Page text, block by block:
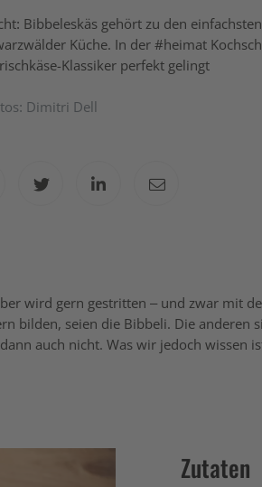
Bibbeleskäs gehört zu den
Küche. In der #heimat
Klassiker perfekt gelingt
Dimitri Dell
wird gern gestritten – und zwar mit
bilden, seien die Bibbeli. Die anderen
auch nicht. Was wir jedoch wissen
Zutaten